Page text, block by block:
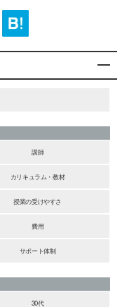
講師
カリキュラム・教材
授業の受けやすさ
費用
サポート体制
30代